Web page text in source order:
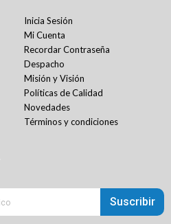
Inicia Sesión
Mi Cuenta
Recordar Contraseña
Despacho
Misión y Visión
Políticas de Calidad
Novedades
Términos y condiciones
Suscribir